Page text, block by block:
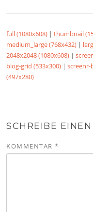
full (1080x608) |thumbnail
medium_large (768x432) |
2048x2048 (1080x608) |
blog-grid (533x300) |screenr-
(497x280)
SCHREIBE
KOMMENTAR*